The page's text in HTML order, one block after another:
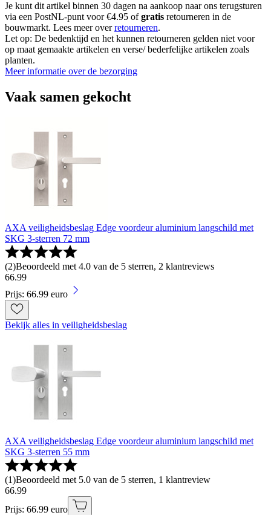
Je kunt dit artikel binnen 30 dagen na aankoop naar ons terugsturen
via een PostNL-punt voor €4.95 ofgratis retourneren in de
bouwmarkt. Lees meer overretourneren.
Let op: De bedenktijd en het kunnen retourneren gelden niet voor
op maat gemaakte artikelen en verse/ bederfelijke artikelen zoals
planten.
Meer informatie over de bezorging
Vaak samen gekocht
AXA veiligheidsbeslag Edge voordeur aluminium langschild met
SKG 3-sterren 72 mm
(2)Beoordeeld met 4.0 van de 5 sterren, 2 klantreviews
66.99
Prijs: 66.99 euro
Bekijk alles in veiligheidsbeslag
AXA veiligheidsbeslag Edge voordeur aluminium langschild met
SKG 3-sterren 55 mm
(1)Beoordeeld met 5.0 van de 5 sterren, 1 klantreview
66.99
Prijs: 66.99 euro